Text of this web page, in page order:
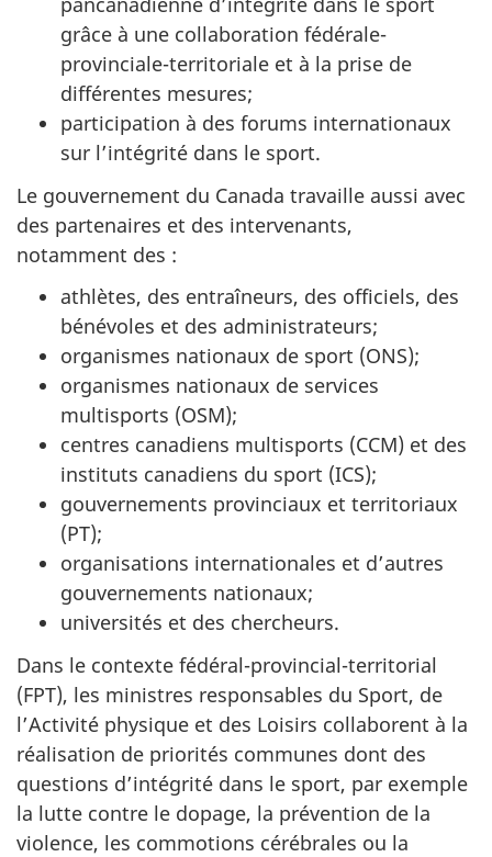
grâce à une collaboration fédérale-
provinciale-territoriale et à la prise de
différentes mesures;
participation à des forums internationaux
sur l’intégrité dans le sport.
Le gouvernement du Canada travaille aussi avec
des partenaires et des intervenants,
notamment des :
athlètes, des entraîneurs, des officiels, des
bénévoles et des administrateurs;
organismes nationaux de sport (ONS);
organismes nationaux de services
multisports (OSM);
centres canadiens multisports (CCM) et des
instituts canadiens du sport (ICS);
gouvernements provinciaux et territoriaux
(PT);
organisations internationales et d’autres
gouvernements nationaux;
universités et des chercheurs.
Dans le contexte fédéral-provincial-territorial
(FPT), les ministres responsables du Sport, de
l’Activité physique et des Loisirs collaborent à la
réalisation de priorités communes dont des
questions d’intégrité dans le sport, par exemple
la lutte contre le dopage, la prévention de la
violence, les commotions cérébrales ou la